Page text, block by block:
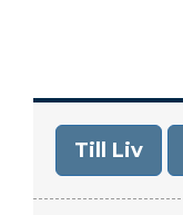
Till Liv